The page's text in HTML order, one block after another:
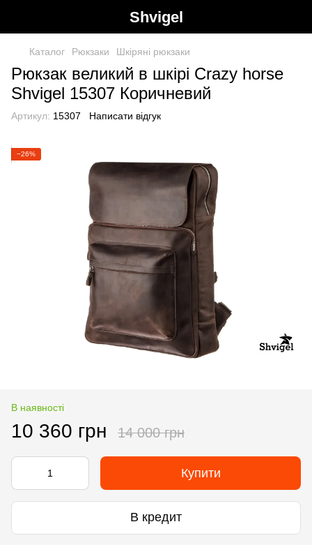
Shvigel
Каталог Рюкзаки Шкіряні рюкзаки
Рюкзак великий в шкірі Crazy horse
Shvigel 15307 Коричневий
Артикул: 15307 Написати відгук
−26%
В наявності
10 360 грн 14 000 грн
Купити
В кредит